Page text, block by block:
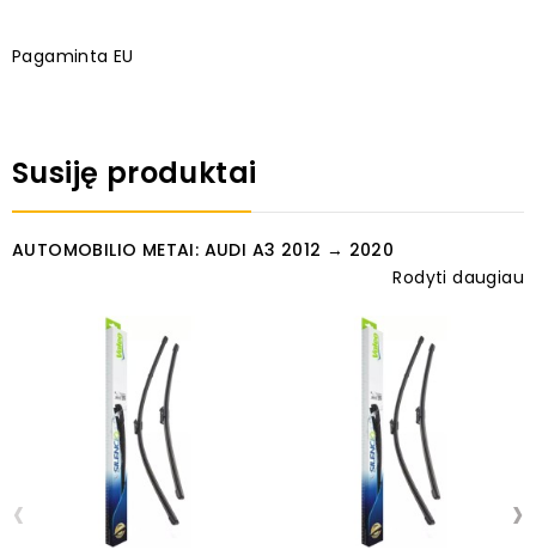
Pagaminta EU
Susiję produktai
AUTOMOBILIO METAI: AUDI A3 2012 → 2020
Rodyti daugiau
‹ ›